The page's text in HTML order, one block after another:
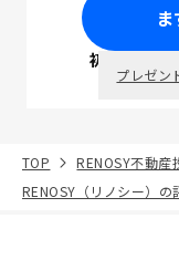
初回面談で
プレゼン
TOP RENOSY不動産
RENOSY（リノシー）の